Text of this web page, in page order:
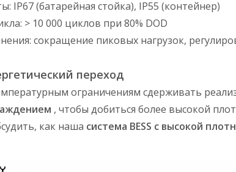
IP67 (батарейная стойка), IP55 (контейнер)
> 10 000 циклов при 80% DOD
сокращение пиковых нагрузок,
переход
ограничениям сдерживать
, чтобы добиться более высокой
как наша система BESS с высокой